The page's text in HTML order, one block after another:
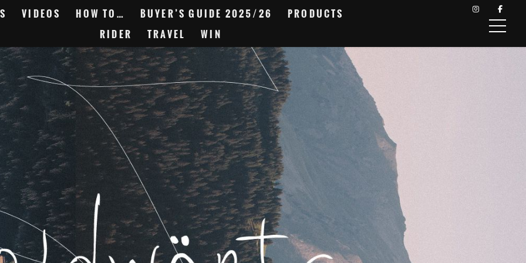
VIDEOS HOW TO… BUYER’S GUIDE 2025/26
PRODUCTS
RIDER
TRAVEL WIN